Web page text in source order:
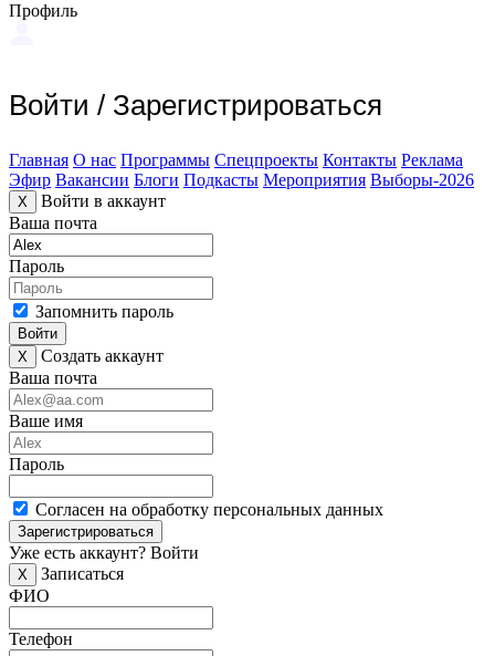
Профиль
Войти / Зарегистрироваться
Главная О нас Программы Спецпроекты Контакты Реклама
Эфир Вакансии Блоги Подкасты Мероприятия Выборы-2026
X
Войти в аккаунт
Ваша почта
Пароль
Запомнить пароль
Войти
X
Создать аккаунт
Ваша почта
Ваше имя
Пароль
Согласен на обработку персональных данных
Зарегистрироваться
Уже есть аккаунт? Войти
X
Записаться
ФИО
Телефон